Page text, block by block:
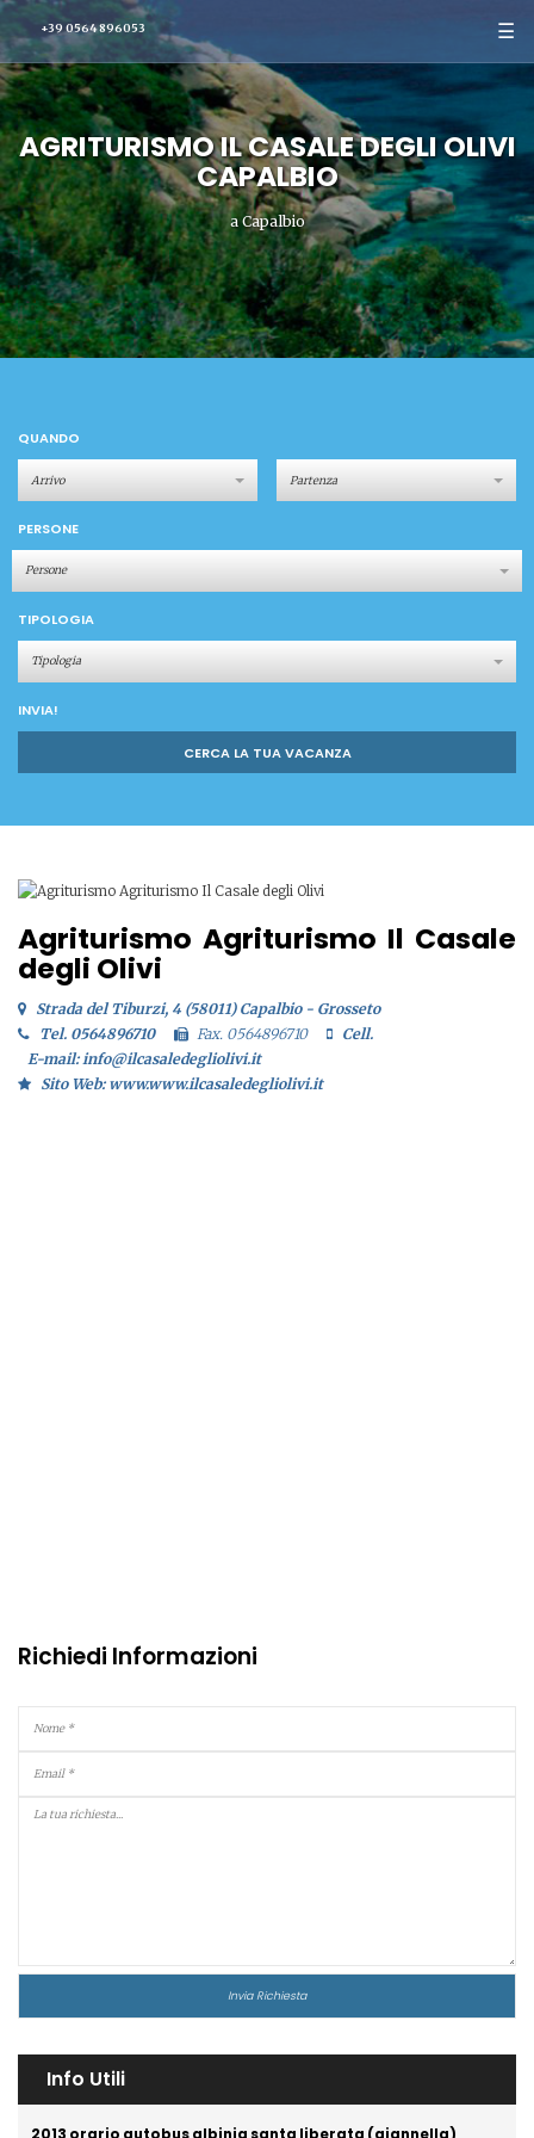
+39 0564 896053 ☰
AGRITURISMO IL CASALE DEGLI OLIVI
CAPALBIO
a Capalbio
QUANDO
PERSONE
Persone
TIPOLOGIA
Tipologia
INVIA!
CERCA LA TUA VACANZA
Agriturismo Agriturismo Il Casale
degli Olivi
Strada del Tiburzi, 4 (58011) Capalbio - Grosseto
Tel. 0564896710
Fax. 0564896710
Cell.
E-mail: info@ilcasaledegliolivi.it
Sito Web: www.www.ilcasaledegliolivi.it
Richiedi Informazioni
Info Utili
2013 orario autobus albinia santa liberata (giannella)